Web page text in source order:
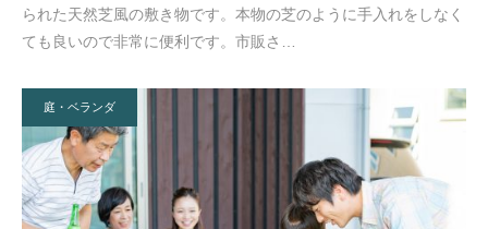
られた天然芝風の敷き物です。本物の芝のように手入れをしなく
ても良いので非常に便利です。市販さ…
庭・ベランダ